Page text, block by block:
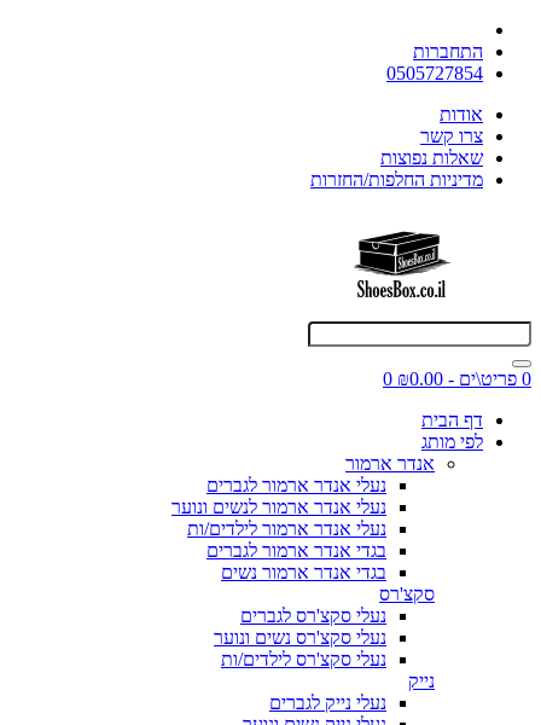
התחברות
0505727854
אודות
צרו קשר
שאלות נפוצות
מדיניות החלפות/החזרות
0 פריט\ים - ₪0.00
0
דף הבית
לפי מותג
אנדר ארמור
נעלי אנדר ארמור לגברים
נעלי אנדר ארמור לנשים ונוער
נעלי אנדר ארמור לילדים/ות
בגדי אנדר ארמור לגברים
בגדי אנדר ארמור נשים
סקצ'רס
נעלי סקצ'רס לגברים
נעלי סקצ'רס נשים ונוער
נעלי סקצ'רס לילדים/ות
נייק
נעלי נייק לגברים